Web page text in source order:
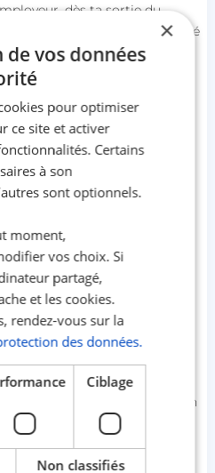
dès ta sortie du
le plus souvent, la qualité
étudiant procure quelques
comme la possibilité de
pour toi de trouver un job
surtout si tu es totalement
ends.
à n’en pas douter, des
, à condition d’être au
et sympa. Par ailleurs, ta
et à mesure que tu reçois
21h et 6h du matin, raison
payés que les autres.
droit à une prime de nuit
».
×
vos données
pour optimiser
ce site et activer
Certains
à son
sont optionnels.
moment,
vos choix. Si
partagé,
et les cookies.
rendez-vous sur la
des données.
Ciblage
Non classifiés